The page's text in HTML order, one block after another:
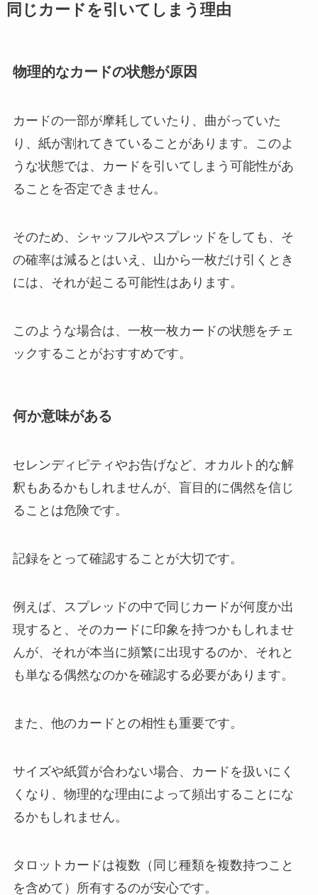
同じカードを引いてしまう理由
物理的なカードの状態が原因
カードの一部が摩耗していたり、曲がっていた
り、紙が割れてきていることがあります。このよ
うな状態では、カードを引いてしまう可能性があ
ることを否定できません。
そのため、シャッフルやスプレッドをしても、そ
の確率は減るとはいえ、山から一枚だけ引くとき
には、それが起こる可能性はあります。
このような場合は、一枚一枚カードの状態をチェ
ックすることがおすすめです。
何か意味がある
セレンディピティやお告げなど、オカルト的な解
釈もあるかもしれませんが、盲目的に偶然を信じ
ることは危険です。
記録をとって確認することが大切です。
例えば、スプレッドの中で同じカードが何度か出
現すると、そのカードに印象を持つかもしれませ
んが、それが本当に頻繁に出現するのか、それと
も単なる偶然なのかを確認する必要があります。
また、他のカードとの相性も重要です。
サイズや紙質が合わない場合、カードを扱いにく
くなり、物理的な理由によって頻出することにな
るかもしれません。
タロットカードは複数（同じ種類を複数持つこと
を含めて）所有するのが安心です。